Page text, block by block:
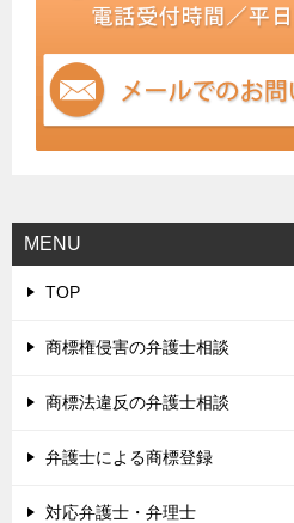
MENU
TOP
商標権侵害の弁護士相談
商標法違反の弁護士相談
弁護士による商標登録
対応弁護士・弁理士